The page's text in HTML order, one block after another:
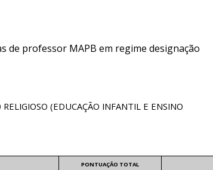
de professor MAPB em regime designação
(EDUCAÇÃO INFANTIL E ENSINO
PONTUAÇÃO TOTAL